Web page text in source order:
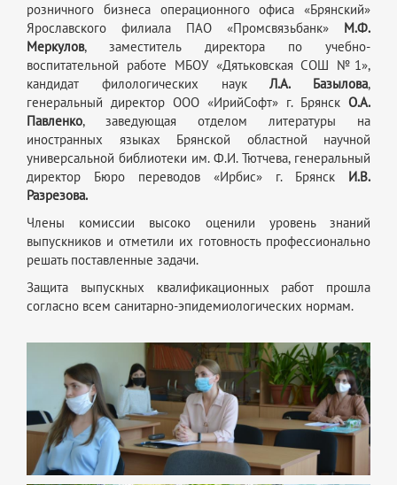
розничного бизнеса операционного офиса «Брянский»
Ярославского филиала ПАО «Промсвязьбанк» М.Ф.
Меркулов, заместитель директора по учебно-
воспитательной работе МБОУ «Дятьковская СОШ №1»,
кандидат филологических наукЛ.А. Базылова,
генеральный директор ООО «ИрийСофт» г. Брянск О.А.
Павленко, заведующая отделом литературы на
иностранных языках Брянской областной научной
универсальной библиотеки им. Ф.И. Тютчева, генеральный
директор Бюро переводов «Ирбис» г. Брянск И.В.
Разрезова.
Члены комиссии высоко оценили уровень знаний
выпускников и отметили их готовность профессионально
решать поставленные задачи.
Защита выпускных квалификационных работ прошла
согласно всем санитарно-эпидемиологических нормам.